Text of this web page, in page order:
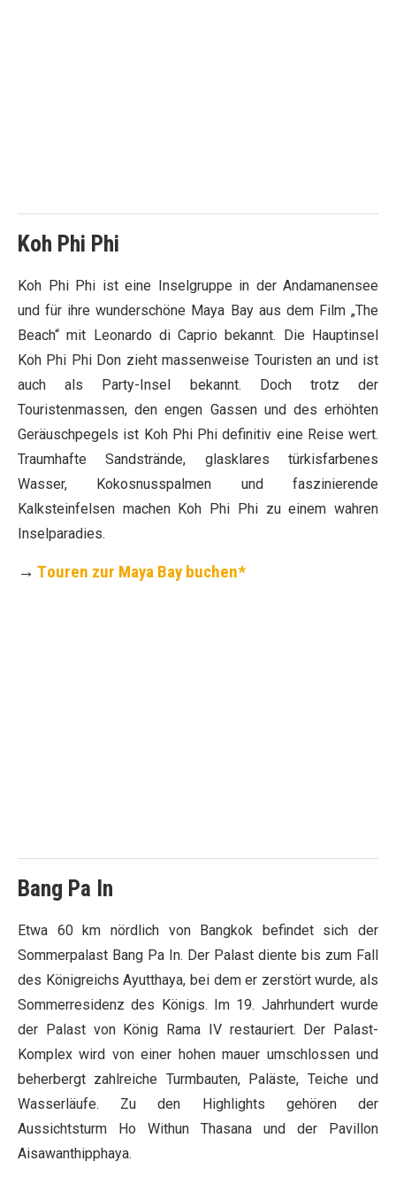
Koh Phi Phi
Koh Phi Phi ist eine Inselgruppe in der Andamanensee
und für ihre wunderschöne Maya Bay aus dem Film „The
Beach“ mit Leonardo di Caprio bekannt. Die Hauptinsel
Koh Phi Phi Don zieht massenweise Touristen an und ist
auch als Party-Insel bekannt. Doch trotz der
Touristenmassen, den engen Gassen und des erhöhten
Geräuschpegels ist Koh Phi Phi definitiv eine Reise wert.
Traumhafte Sandstrände, glasklares türkisfarbenes
Wasser, Kokosnusspalmen und faszinierende
Kalksteinfelsen machen Koh Phi Phi zu einem wahren
Inselparadies.
→ Touren zur Maya Bay buchen*
Bang Pa In
Etwa 60 km nördlich von Bangkok befindet sich der
Sommerpalast Bang Pa In. Der Palast diente bis zum Fall
des Königreichs Ayutthaya, bei dem er zerstört wurde, als
Sommerresidenz des Königs. Im 19. Jahrhundert wurde
der Palast von König Rama IV restauriert. Der Palast-
Komplex wird von einer hohen mauer umschlossen und
beherbergt zahlreiche Turmbauten, Paläste, Teiche und
Wasserläufe. Zu den Highlights gehören der
Aussichtsturm Ho Withun Thasana und der Pavillon
Aisawanthipphaya.